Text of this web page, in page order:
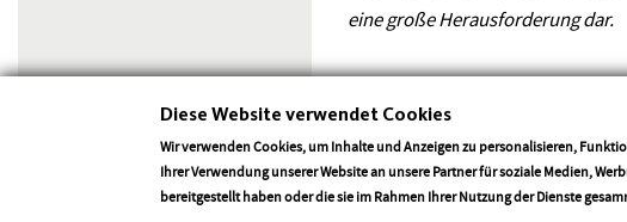
eine großeHerausforderung dar.
Eine zentrale Aufgabe ist und
Antisemitismusund Judenhass,
Hetze und Gewalt sind nicht
Diese Website verwendet Cookies
Wir verwenden Cookies, um Inhalte und Anzeigen zu personalisieren,
Ihrer Verwendung unserer Website an unsere Partner für soziale Medien,
bereitgestellt haben oder die sie im Rahmen Ihrer Nutzung der Dienste